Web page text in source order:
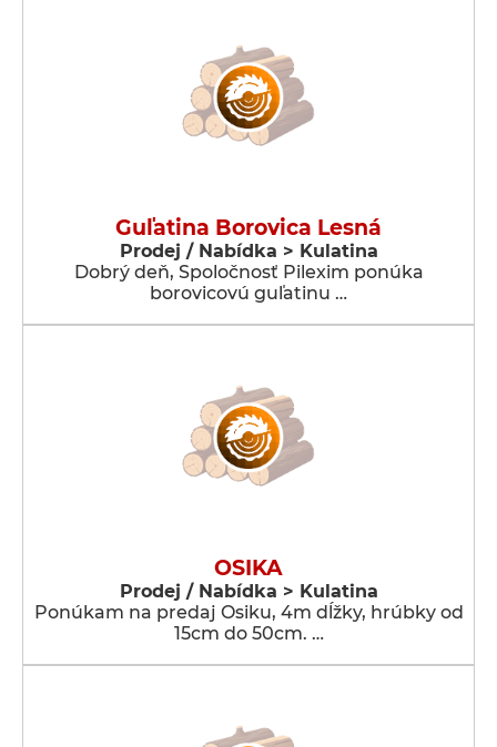
Guľatina Borovica Lesná
Prodej / Nabídka > Kulatina
Dobrý deň, Spoločnosť Pilexim ponúka
borovicovú guľatinu …
OSIKA
Prodej / Nabídka > Kulatina
Ponúkam na predaj Osiku, 4m dĺžky, hrúbky od
15cm do 50cm. …